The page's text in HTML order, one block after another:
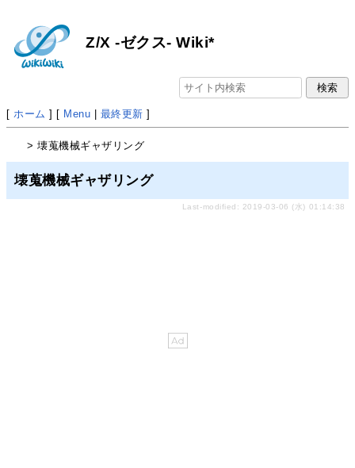
Z/X -ゼクス- Wiki*
[ ホーム ] [ Menu | 最終更新 ]
> 壊蒐機械ギャザリング
壊蒐機械ギャザリング
Last-modified: 2019-03-06 (水) 01:14:38